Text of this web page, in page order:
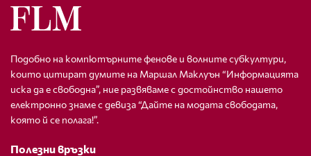
Подобно на компютърните фенове и волните субкултури,
които цитират думите на Маршал Маклуън “Информацията
иска да е свободна”, ние развяваме с достойнство нашето
електронно знаме с девиза “Дайте на модата свободата,
която й се полага!”.
Полезни връзки